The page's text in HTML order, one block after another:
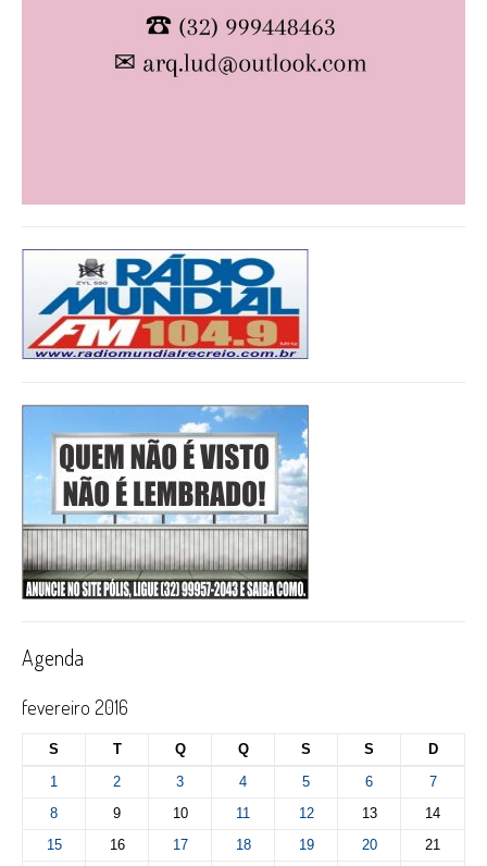
Agenda
fevereiro 2016
S T Q Q S S
D
1
2 3 4 5 6
7
8
9 10 11 12 13
14
15
16 17 18 19 20
21